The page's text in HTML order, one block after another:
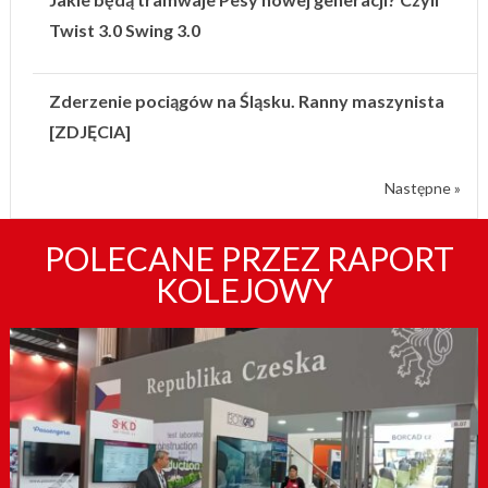
Twist 3.0 Swing 3.0
Zderzenie pociągów na Śląsku. Ranny maszynista
[ZDJĘCIA]
Następne »
POLECANE PRZEZ RAPORT
KOLEJOWY